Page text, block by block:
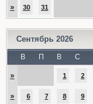
» 30 31
Сентябрь 2026
В П В С
» 1 2
» 6 7 8 9